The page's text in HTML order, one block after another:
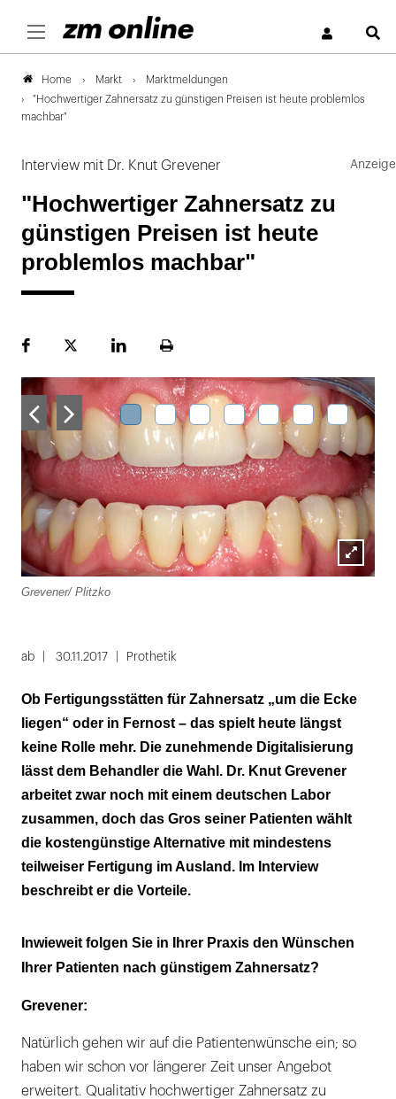
Home Markt
Marktmeldungen
"Hochwertiger Zahnersatz zu günstigen Preisen ist heute problemlos
machbar"
Interview mit Dr. Knut Grevener
"Hochwertiger Zahnersatz zu
günstigen Preisen ist heute
problemlos machbar"
FacebookPlattformLinekdInSeite
Lightbox
Grevener/ Plitzko
1
7
ab 30.11.2017 Prothetik
Ob Fertigungsstätten für Zahnersatz „um die Ecke
liegen“ oder in Fernost – das spielt heute längst
keine Rolle mehr. Die zunehmende Digitalisierung
lässt dem Behandler die Wahl. Dr. Knut Grevener
arbeitet zwar noch mit einem deutschen Labor
zusammen, doch das Gros seiner Patienten wählt
die kostengünstige Alternative mit mindestens
teilweiser Fertigung im Ausland. Im Interview
beschreibt er die Vorteile.
Inwieweit folgen Sie in Ihrer Praxis den Wünschen
Ihrer Patienten nach günstigem Zahnersatz?
Grevener:
Natürlich gehen wir auf die Patientenwünsche ein; so
haben wir schon vor längerer Zeit unser Angebot
erweitert. Qualitativ hochwertiger Zahnersatz zu